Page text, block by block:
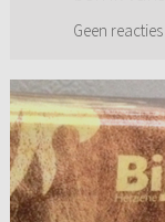
Geen reacties